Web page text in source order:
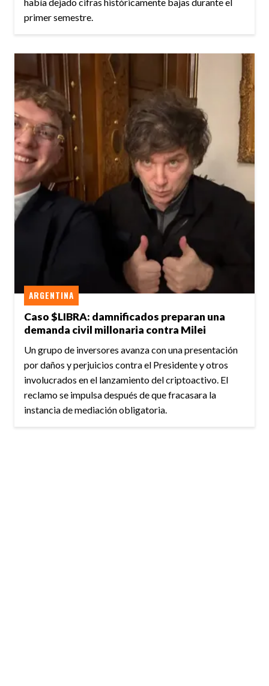
primer semestre.
Caso $LIBRA: damnificados preparan una
demanda civil millonaria contra Milei
ARGENTINA
Un grupo de inversores avanza con una presentación
por daños y perjuicios contra el Presidente y otros
involucrados en el lanzamiento del criptoactivo. El
reclamo se impulsa después de que fracasara la
instancia de mediación obligatoria.